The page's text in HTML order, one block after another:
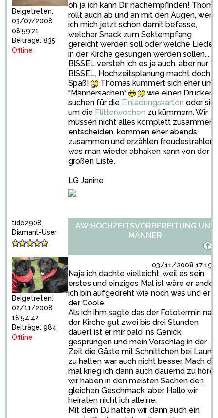
Beigetreten:
03/07/2008
08:59:21
Beiträge: 835
Offline
oh ja ich kann Dir nachempfinden!
rollt auch ab und an mit den Augen, wenn
ich mich jetzt schon damit befasse,
welcher Snack zum Sektempfang
gereicht werden soll oder welche Lieder
in der Kirche gesungen werden sollen...
BISSEL versteh ich es ja auch, aber nur
BISSEL, Hochzeitsplanung macht doch
Spaß!
Thomas kümmert sich eher um
"Männersachen"
wie einen Drucker
suchen für die Einladungskarten oder
um die Flitterwochen zu kümmern. Wir
müssen nicht alles komplett zusammen
entscheiden, kommen eher abends
zusammen und erzählen
was man wieder abhaken kann von der
großen Liste.
LG Janine
tido2908
Diamant-User
Beigetreten:
02/11/2008
18:54:42
Beiträge: 984
Offline
AW:HOCHZEITSVORBEREITUNG UND
MÄNNER
03/11/2008
Naja ich dachte vielleicht, weil es sein
erstes und einziges Mal ist wäre er
ich bin aufgedreht wie noch was und er
der Coole.
Als ich ihm sagte das der Fototermin
der Kirche gut zwei bis drei Stunden
dauert ist er mir bald ins Genick
gesprungen und mein Vorschlag in der
Zeit die Gäste mit Schnittchen bei Laune
zu halten war auch nicht besser. Mach du
mal krieg ich dann auch dauernd zu
wir haben in den meisten Sachen den
gleichen Geschmack, aber Hallo wir
heiraten nicht ich alleine.
Mit dem DJ hatten wir dann auch ein